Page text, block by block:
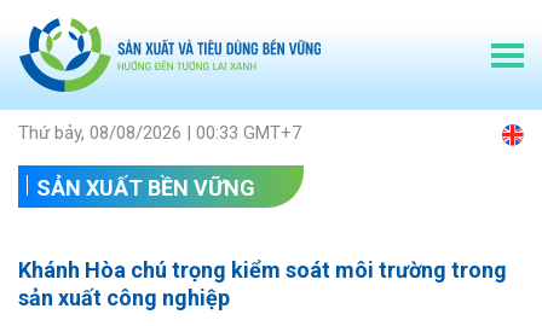
Thứ bảy, 08/08/2026 | 00:33 GMT+7
SẢN XUẤT BỀN VỮNG
Khánh Hòa chú trọng kiểm soát môi trường trong
sản xuất công nghiệp